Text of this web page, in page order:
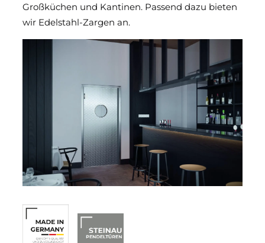
Großküchen und Kantinen. Passend dazu bieten
wir Edelstahl-Zargen an.